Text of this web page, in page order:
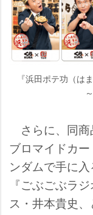
『浜田ポテ功（は
さらに、同商
ブロマイドカ
ンダムで手に
『ごぶごぶラ
ス・井本貴史